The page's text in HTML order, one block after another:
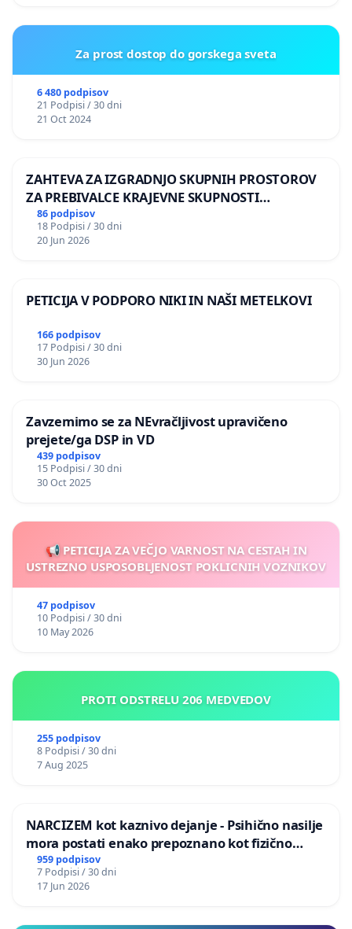
Za prost dostop do gorskega sveta
6 480 podpisov
21 Podpisi / 30 dni
21 Oct 2024
ZAHTEVA ZA IZGRADNJO SKUPNIH PROSTOROV
ZA PREBIVALCE KRAJEVNE SKUPNOSTI
PRESTRANEK
86 podpisov
18 Podpisi / 30 dni
20 Jun 2026
PETICIJA V PODPORO NIKI IN NAŠI METELKOVI
166 podpisov
17 Podpisi / 30 dni
30 Jun 2026
Zavzemimo se za NEvračljivost upravičeno
prejete/ga DSP in VD
439 podpisov
15 Podpisi / 30 dni
30 Oct 2025
📢 PETICIJA ZA VEČJO VARNOST NA CESTAH IN
USTREZNO USPOSOBLJENOST POKLICNIH VOZNIKOV
47 podpisov
10 Podpisi / 30 dni
10 May 2026
PROTI ODSTRELU 206 MEDVEDOV
255 podpisov
8 Podpisi / 30 dni
7 Aug 2025
NARCIZEM kot kaznivo dejanje - Psihično nasilje
mora postati enako prepoznano kot fizično
nasilje
959 podpisov
7 Podpisi / 30 dni
17 Jun 2026